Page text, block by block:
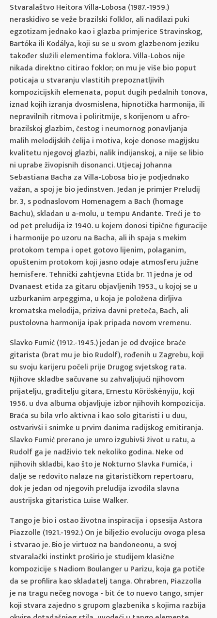
Stvaralaštvo Heitora Villa-Lobosa (1987.-1959.)
neraskidivo se veže brazilski folklor, ali nadilazi puki
egzotizam jednako kao i glazba primjerice Stravinskog,
Bartóka ili Kodálya, koji su se u svom glazbenom jeziku
također služili elementima foklora. Villa-Lobos nije
nikada direktno citirao foklor; on mu je više bio poput
poticaja u stvaranju vlastitih prepoznatljivih
kompozicijskih elemenata, poput dugih pedalnih tonova,
iznad kojih izranja dvosmislena, hipnotička harmonija, ili
nepravilnih ritmova i poliritmije, s korijenom u afro-
brazilskoj glazbim, čestog i neumornog ponavljanja
malih melodijskih ćelija i motiva, koje donose magijsku
kvalitetu njegovoj glazbi, nalik indijanskoj, a nije se libio
ni uprabe živopisnih disonanci. Utjecaj Johanna
Sebastiana Bacha za Villa-Lobosa bio je podjednako
važan, a spoj je bio jedinstven. Jedan je primjer Preludij
br. 3, s podnaslovom Homenagem a Bach (homage
Bachu), skladan u a-molu, u tempu Andante. Treći je to
od pet preludija iz 1940. u kojem donosi tipične figuracije
i harmonije po uzoru na Bacha, ali ih spaja s mekim
protokom tempa i opet gotovo lijenim, polaganim,
opuštenim protokom koji jasno odaje atmosferu južne
hemisfere. Tehnički zahtjevna Etida br. 11 jedna je od
Dvanaest etida za gitaru objavljenih 1953., u kojoj se u
uzburkanim arpeggima, u koja je položena dirljiva
kromatska melodija, priziva davni preteča, Bach, ali
pustolovna harmonija ipak pripada novom vremenu.
Slavko Fumić (1912.-1945.) jedan je od dvojice braće
gitarista (brat mu je bio Rudolf), rođenih u Zagrebu, koji
su svoju karijeru počeli prije Drugog svjetskog rata.
Njihove skladbe sačuvane su zahvaljujući njihovom
prijatelju, graditelju gitara, Ernestu Köröskènyiju, koji
1956. u dva albuma objavljuje izbor njihovih kompozicija.
Braća su bila vrlo aktivna i kao solo gitaristi i u duu,
ostvarivši i snimke u prvim danima radijskog emitiranja.
Slavko Fumić prerano je umro izgubivši život u ratu, a
Rudolf ga je nadživio tek nekoliko godina. Neke od
njihovih skladbi, kao što je Nokturno Slavka Fumića, i
dalje se redovito nalaze na gitarističkom repertoaru,
dok je jedan od njegovih preludija izvodila slavna
austrijska gitaristica Luise Walker.
Tango je bio i ostao životna inspiracija i opsesija Astora
Piazzolle (1921.-1992.) On je bilježio evoluciju ovoga plesa
i stvarao je. Bio je virtuoz na bandoneonu, a svoj
stvaralački instinkt proširio je studijem klasične
kompozicije s Nadiom Boulanger u Parizu, koja ga potiče
da se profilira kao skladatelj tanga. Ohrabren, Piazzolla
je na tragu nečeg novoga - bit će to nuevo tango, smjer
koji stvara zajedno s grupom glazbenika s kojima razbija